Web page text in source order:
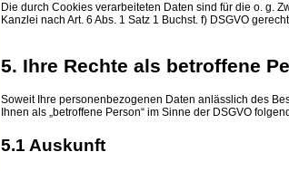
Die durch Cookies verarbeiteten Daten sind für die o. g.
Kanzlei nach Art. 6 Abs. 1 Satz 1 Buchst. f) DSGVO
5. Ihre Rechte als betroffene
Soweit Ihre personenbezogenen Daten anlässlich des
Ihnen als „betroffene Person“ im Sinne der DSGVO
5.1 Auskunft